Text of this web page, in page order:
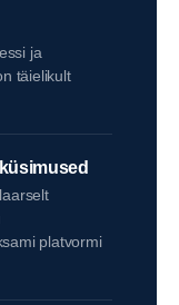
ja
täielikult
platvormi